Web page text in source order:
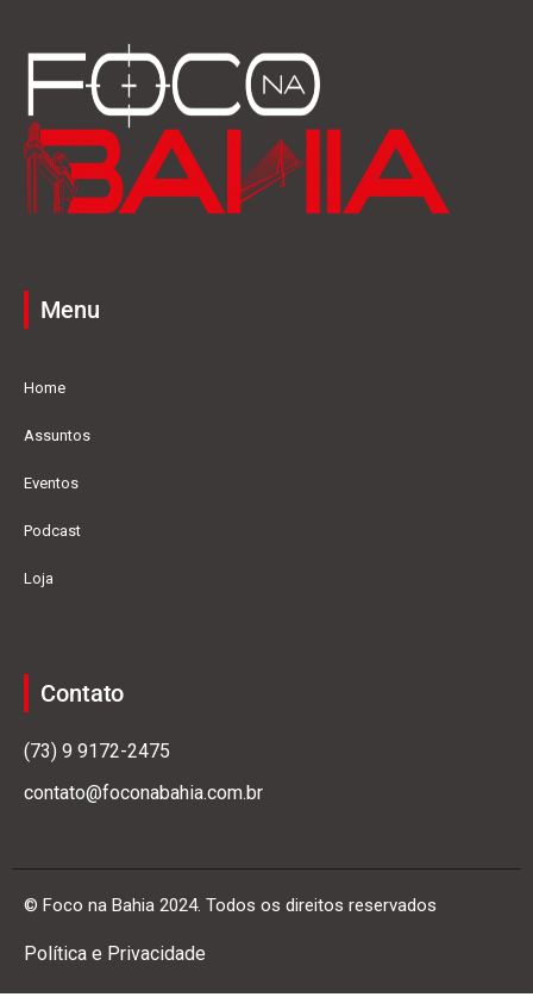
Menu
Home
Assuntos
Eventos
Podcast
Loja
Contato
(73) 9 9172-2475
contato@foconabahia.com.br
© Foco na Bahia 2024. Todos os direitos reservados
Política e Privacidade